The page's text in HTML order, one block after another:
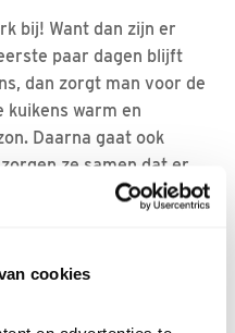
cookies
bij! Want dan zijn er
paar dagen blijft
dan zorgt man voor de
kuikens warm en
Daarna gaat ook
ze samen dat er
gaan met de twee